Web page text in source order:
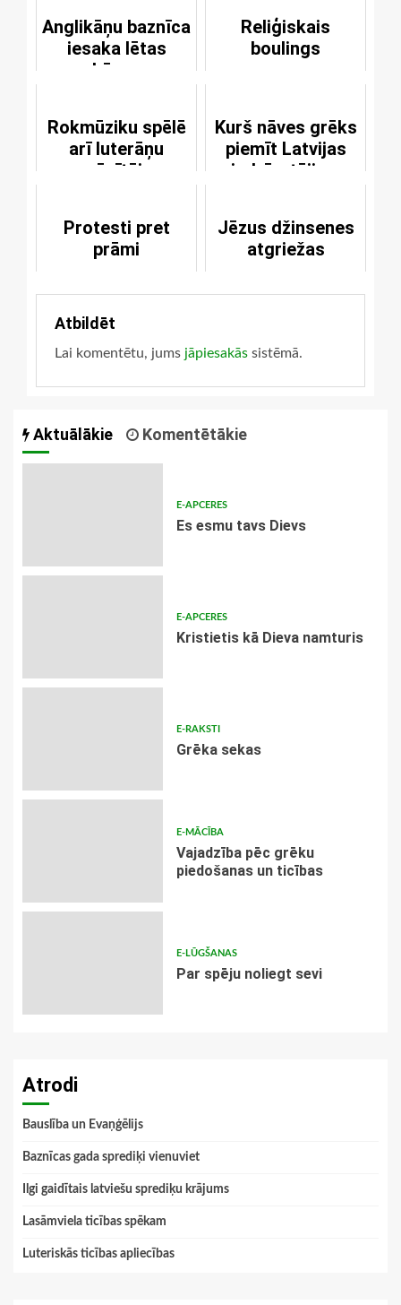
Anglikāņu baznīca
iesaka lētas
kāzas
Reliģiskais
boulings
Rokmūziku spēlē
arī luterāņu
mācītājs
Kurš nāves grēks
piemīt Latvijas
iedzīvotājiem
Protesti pret
prāmi
Jēzus džinsenes
atgriežas
Atbildēt
Lai komentētu, jums jāpiesakās sistēmā.
Aktuālākie Komentētākie
E-APCERES
Es esmu tavs Dievs
E-APCERES
Kristietis kā Dieva namturis
E-RAKSTI
Grēka sekas
E-MĀCĪBA
Vajadzība pēc grēku
piedošanas un ticības
E-LŪGŠANAS
Par spēju noliegt sevi
Atrodi
Bauslība un Evaņģēlijs
Baznīcas gada sprediķi vienuviet
Ilgi gaidītais latviešu sprediķu krājums
Lasāmviela ticības spēkam
Luteriskās ticības apliecības